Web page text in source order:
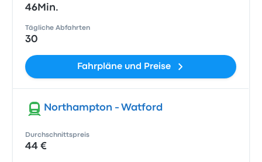
46Min.
Tägliche Abfahrten
30
Fahrpläne und Preise
Northampton - Watford
Durchschnittspreis
44 €